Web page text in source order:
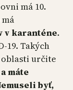
má 10.
v karanténe.
19. Takých
oblasti určite
máte
byť,